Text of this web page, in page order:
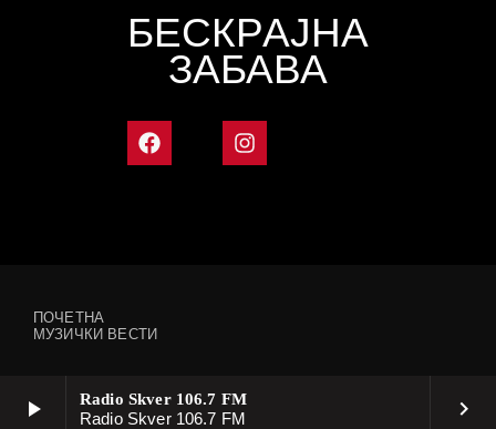
play_arrow Radio Skver 106.7 FM
Radio Skver 106.7 FM keyboard_arrow_right
БЕСКРАЈНА
ЗАБАВА
ПОЧЕТНА
МУЗИЧКИ ВЕСТИ